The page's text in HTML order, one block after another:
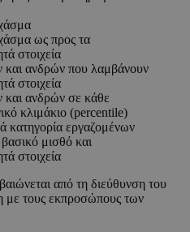
ως προς τα
στοιχεία
ανδρών που λαμβάνουν
στοιχεία
ανδρών σε κάθε
κλιμάκιο (percentile)
κατηγορία εργαζομένων
μισθό και
στοιχεία
από τη διεύθυνση του
με τους εκπροσώπους των